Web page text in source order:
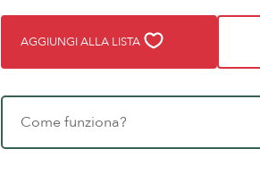
AGGIUNGI ALLA LISTA
Come funziona?